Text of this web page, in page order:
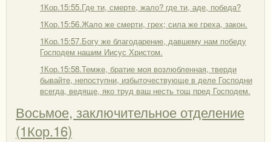
1Кор.15:55.Где ти, смерте, жало? где ти, аде, победа?
1Кор.15:56.Жало же смерти, грех; сила же греха, закон.
1Кор.15:57.Богу же благодарение, давшему нам победу
Господем нашим Иисус Христом.
1Кор.15:58.Темже, братие моя возлюбленная, тверди
бывайте, непоступни, избыточествующе в деле Господни
всегда, ведяще, яко труд ваш несть тощ пред Господем.
Восьмое, заключительное отделение
(1Кор.16)